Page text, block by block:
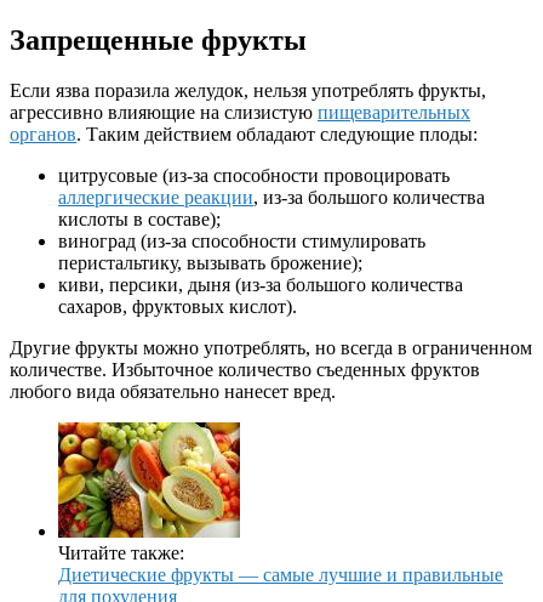
Запрещенные фрукты
Если язва поразила желудок, нельзя употреблять фрукты,
агрессивно влияющие на слизистую пищеварительных
органов. Таким действием обладают следующие плоды:
цитрусовые (из-за способности провоцировать
аллергические реакции, из-за большого количества
кислоты в составе);
виноград (из-за способности стимулировать
перистальтику, вызывать брожение);
киви, персики, дыня (из-за большого количества
сахаров, фруктовых кислот).
Другие фрукты можно употреблять, но всегда в ограниченном
количестве. Избыточное количество съеденных фруктов
любого вида обязательно нанесет вред.
Читайте также:
Диетические фрукты — самые лучшие и правильные
для похудения